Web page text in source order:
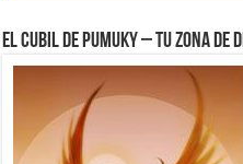
El Cubil de Pumuky – Tu zona de